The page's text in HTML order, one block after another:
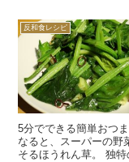
反和食レシピ
5分でできる簡単おつ
なると、スーパーの野
そるほうれん草。 独